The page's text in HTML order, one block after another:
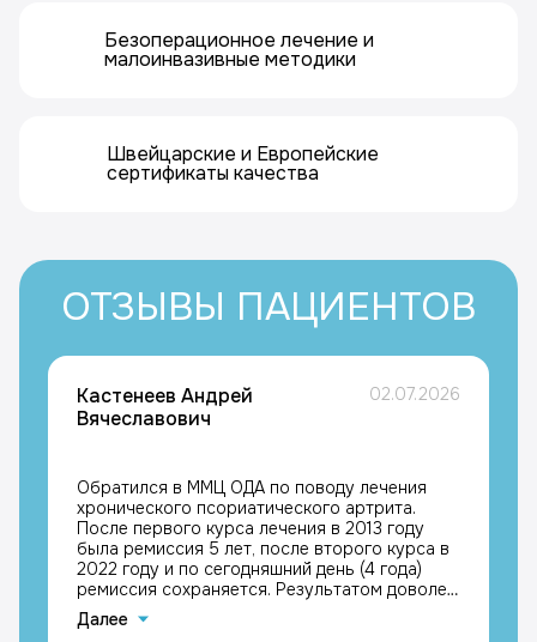
Безоперационное лечение и
малоинвазивные методики
Швейцарские и Европейские
сертификаты качества
ОТЗЫВЫ ПАЦИЕНТОВ
Кастенеев Андрей
Вячеславович
02.07.2026
Обратился в ММЦ ОДА по поводу лечения
хронического псориатического артрита.
После первого курса лечения в 2013 году
была ремиссия 5 лет, после второго курса в
2022 году и по сегодняшний день (4 года)
ремиссия сохраняется. Результатом доволен,
с благодарностью к лечащим врачам
Каримовой Галине Мазгаровне и Кравчику
Далее